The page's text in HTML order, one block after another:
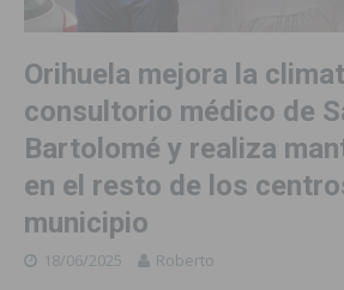
Orihuela mejora la
consultorio médico de
Bartolomé y realiza
en el resto de los
municipio
18/06/2025 Roberto